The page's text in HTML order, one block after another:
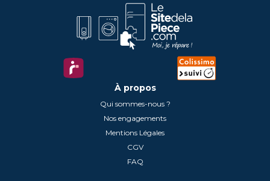
À propos
Qui sommes-nous ?
Nos engagements
Mentions Légales
CGV
FAQ